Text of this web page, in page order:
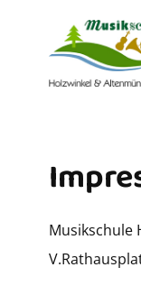
Musikschule